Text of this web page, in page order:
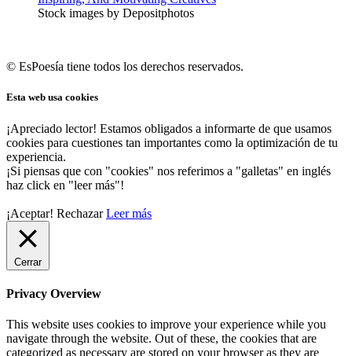
Stock images by Depositphotos
© EsPoesía tiene todos los derechos reservados.
Esta web usa cookies
¡Apreciado lector! Estamos obligados a informarte de que usamos
cookies para cuestiones tan importantes como la optimización de tu
experiencia.
¡Si piensas que con "cookies" nos referimos a "galletas" en inglés
haz click en "leer más"!
¡Aceptar! Rechazar Leer más
Cerrar
Privacy Overview
This website uses cookies to improve your experience while you
navigate through the website. Out of these, the cookies that are
categorized as necessary are stored on your browser as they are